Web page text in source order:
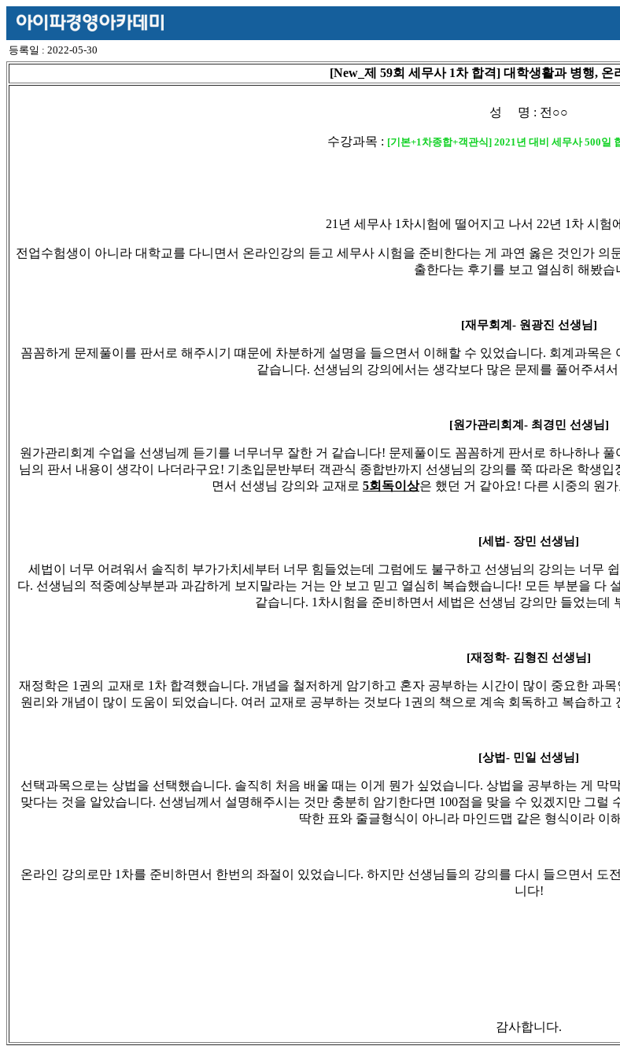
등록일 : 2022-05-30
[New_제 59회 세무사 1차 합격] 대학생활과 병행, 온
성 명 : 전○○
수강과목 : [기본+1 차종합+객관식] 2021 년 대비 세무사500일
21 년 세무사 1 차시험에 떨어지고 나서 22년 1 차 시험
전업수험생이 아니라 대학교를 다니면서 온라인강의 듣고 세무사 시험을 준비한다는 게 과연 옳은 것인가
출한다는 후기를 보고 열심히 해봤습
[재무회계 - 원광진 선생님]
꼼꼼하게 문제풀이를 판서로 해주시기 떄문에 차분하게 설명을 들으면서 이해할 수 있었습니다. 회계과목은
같습니다. 선생님의 강의에서는 생각보다 많은 문제를 풀어주셔
[원가관리회계 - 최경민 선생님]
원가관리회계 수업을 선생님께 듣기를 너무너무 잘한 거 같습니다! 문제풀이도 꼼꼼하게 판서로 하나하나
님의 판서 내용이 생각이 나더라구요! 기초입문반부터 객관식 종합반까지 선생님의 강의를 쭉 따라온 학생
면서 선생님 강의와 교재로 5회독이상은 했던 거 같아요! 다른 시중의 원
[세법- 장민 선생님]
세법이 너무 어려워서 솔직히 부가가치세부터 너무 힘들었는데 그럼에도 불구하고 선생님의 강의는 너무
다. 선생님의 적중예상부분과 과감하게 보지말라는 거는 안 보고 믿고 열심히 복습했습니다! 모든 부분을 다
같습니다. 1 차시험을 준비하면서 세법은 선생님 강의만 들었는데
[재정학- 김형진 선생님]
재정학은 1 권의 교재로 1 차 합격했습니다. 개념을 철저하게 암기하고 혼자 공부하는 시간이 많이 중요한 과
원리와 개념이 많이 도움이 되었습니다. 여러 교재로 공부하는 것보다 1 권의 책으로 계속 회독하고 복습하고
[상법- 민일 선생님]
선택과목으로는 상법을 선택했습니다. 솔직히 처음 배울 때는 이게 뭔가 싶었습니다. 상법을 공부하는 게 막
맞다는 것을 알았습니다. 선생님께서 설명해주시는 것만 충분히 암기한다면 100점을 맞을 수 있겠지만 그럴
딱한 표와 줄글형식이 아니라 마인드맵 같은 형식이라 이
온라인 강의로만 1 차를 준비하면서 한번의 좌절이 있었습니다. 하지만 선생님들의 강의를 다시 들으면서 도
니다!
감사합니다.